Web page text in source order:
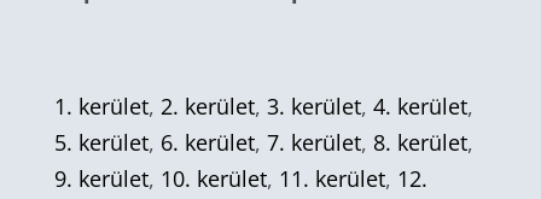
1. kerület, 2. kerület, 3. kerület, 4. kerület,
5. kerület, 6. kerület, 7. kerület, 8. kerület,
9. kerület, 10. kerület, 11. kerület, 12.